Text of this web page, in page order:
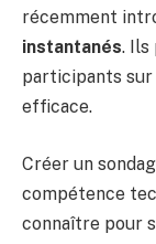
récemment
instantanés. Ils
participants sur
efficace.
Créer un
compétence
connaître pour